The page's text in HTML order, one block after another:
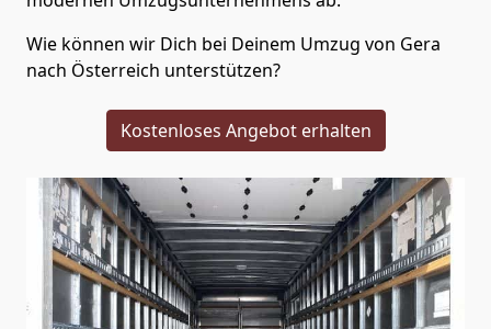
Wie können wir Dich bei Deinem Umzug von Gera
nach Österreich unterstützen?
Kostenloses Angebot erhalten